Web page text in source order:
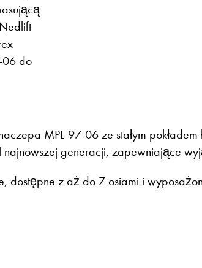
06 do
MPL-97-06 ze stałym
generacji, zapewniające
z aż do 7 osiami i